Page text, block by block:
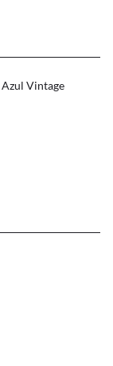
Vintage